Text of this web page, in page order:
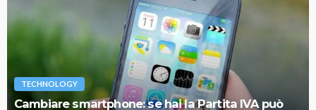
TECHNOLOGY
Cambiare smartphone: se hai la Partita IVA può